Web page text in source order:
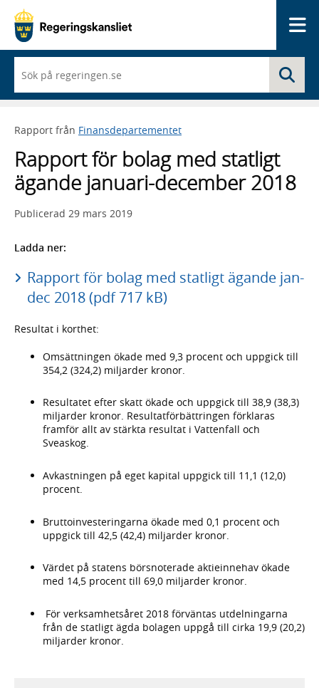
du
börjar
skriva
framträder
lista
med
sökförslag
Rapport från Finansdepartementet
Rapport för bolag med statligt
ägande januari-december 2018
Publicerad 29 mars 2019
Ladda ner:
Rapport för bolag med statligt ägande jan-
dec 2018 (pdf 717 kB)
Resultat i korthet:
Omsättningen ökade med 9,3 procent och uppgick till
354,2 (324,2) miljarder kronor.
Resultatet efter skatt ökade och uppgick till 38,9 (38,3)
miljarder kronor. Resultatförbättringen förklaras
framför allt av stärkta resultat i Vattenfall och
Sveaskog.
Avkastningen på eget kapital uppgick till 11,1 (12,0)
procent.
Bruttoinvesteringarna ökade med 0,1 procent och
uppgick till 42,5 (42,4) miljarder kronor.
Värdet på statens börsnoterade aktieinnehav ökade
med 14,5 procent till 69,0 miljarder kronor.
För verksamhetsåret 2018 förväntas utdelningarna
från de statligt ägda bolagen uppgå till cirka 19,9 (20,2)
miljarder kronor.